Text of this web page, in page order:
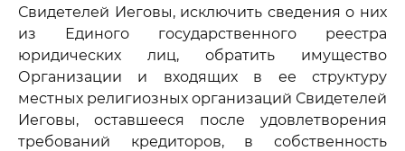
Свидетелей Иеговы, исключить сведения о них
из Единого государственного реестра
юридических лиц, обратить имущество
Организации и входящих в ее структуру
местных религиозных организаций Свидетелей
Иеговы, оставшееся после удовлетворения
требований кредиторов, в собственность